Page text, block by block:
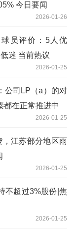
今日要闻
2026-01-26
员评价：5人优
迷 当前热议
2026-01-25
公司LP（a）的对
都在正常推进中
2026-01-25
，江苏部分地区雨
2026-01-25
不超过3%股份|焦
2026-01-25